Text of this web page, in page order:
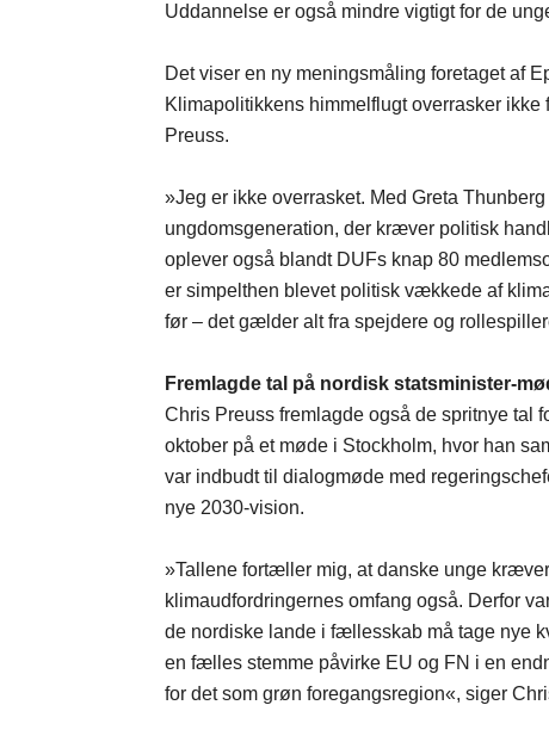
Uddannelse er også mindre vigtigt for de
Det viser en ny meningsmåling foretaget af
Klimapolitikkens himmelflugt overrasker
Preuss.
»Jeg er ikke overrasket. Med Greta
ungdomsgeneration, der kræver politisk
oplever også blandt DUFs knap 80
er simpelthen blevet politisk vækkede af
før – det gælder alt fra spejdere og
Fremlagde tal på nordisk statsminister-
Chris Preuss fremlagde også de spritnye tal
oktober på et møde i Stockholm, hvor han
var indbudt til dialogmøde med
nye 2030-vision.
»Tallene fortæller mig, at danske unge
klimaudfordringernes omfang også. Derfor
de nordiske lande i fællesskab må tage nye
en fælles stemme påvirke EU og FN i en
for det som grøn foregangsregion«, siger